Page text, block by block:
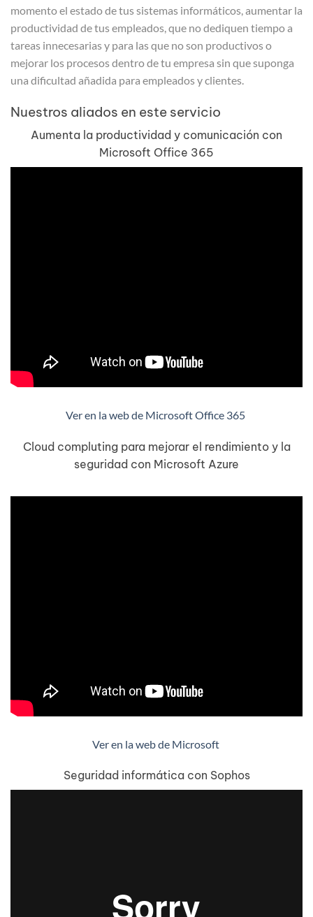
momento el estado de tus sistemas informáticos, aumentar la
productividad de tus empleados, que no dediquen tiempo a
tareas innecesarias y para las que no son productivos o
mejorar los procesos dentro de tu empresa sin que suponga
una dificultad añadida para empleados y clientes.
Nuestros aliados en este servicio
Aumenta la productividad y comunicación con
Microsoft Office 365
Ver en la web de Microsoft Office 365
Cloud compluting para mejorar el rendimiento y la
seguridad con Microsoft Azure
Ver en la web de Microsoft
Seguridad informática con Sophos